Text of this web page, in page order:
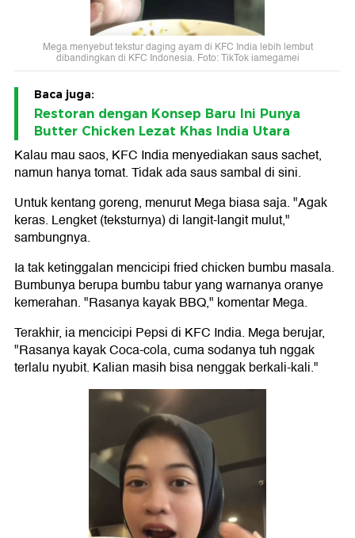
Mega menyebut tekstur daging ayam di KFC India lebih lembut
dibandingkan di KFC Indonesia. Foto: TikTok iamegamei
Baca juga:
Restoran dengan Konsep Baru Ini Punya
Butter Chicken Lezat Khas India Utara
Kalau mau saos, KFC India menyediakan saus sachet,
namun hanya tomat. Tidak ada saus sambal di sini.
Untuk kentang goreng, menurut Mega biasa saja. "Agak
keras. Lengket (teksturnya) di langit-langit mulut,"
sambungnya.
Ia tak ketinggalan mencicipi fried chicken bumbu masala.
Bumbunya berupa bumbu tabur yang warnanya oranye
kemerahan. "Rasanya kayak BBQ," komentar Mega.
Terakhir, ia mencicipi Pepsi di KFC India. Mega berujar,
"Rasanya kayak Coca-cola, cuma sodanya tuh nggak
terlalu nyubit. Kalian masih bisa nenggak berkali-kali."